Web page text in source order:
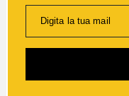
Digita la tua mail